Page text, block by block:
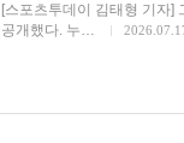
[스포츠투데이 김태형 기자]
공개했다. 누…